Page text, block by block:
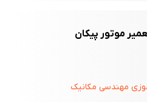
شل نموده و باز می کنند . سپس
از موتور جدا می شود .
می گردانند تا میل لنگ موتور در
ثابت را نیز بهمان ترتیب باز کردن
موتور پیکان
مهندسی مکانیک